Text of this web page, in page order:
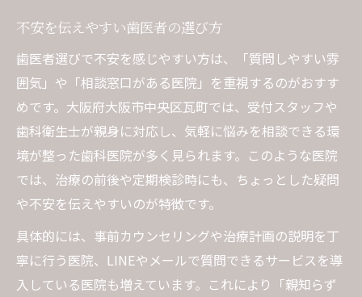
不安を伝えやすい歯医者の選び方
歯医者選びで不安を感じやすい方は、「質問しやすい雰
囲気」や「相談窓口がある医院」を重視するのがおすす
めです。大阪府大阪市中央区瓦町では、受付スタッフや
歯科衛生士が親身に対応し、気軽に悩みを相談できる環
境が整った歯科医院が多く見られます。このような医院
では、治療の前後や定期検診時にも、ちょっとした疑問
や不安を伝えやすいのが特徴です。
具体的には、事前カウンセリングや治療計画の説明を丁
寧に行う医院、LINEやメールで質問できるサービスを導
入している医院も増えています。これにより「親知らず